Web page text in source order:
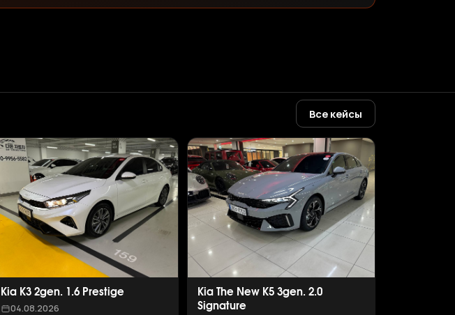
Все кейсы
Kia K3 2gen. 1.6 Prestige
04.08.2026
Kia The New K5 3gen. 2.0
Signature